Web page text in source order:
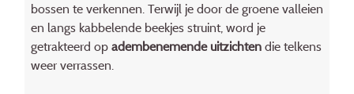
bossen te verkennen. Terwijl je door de groene valleien
en langs kabbelende beekjes struint, word je
getrakteerd op adembenemende uitzichtendie telkens
weer verrassen.